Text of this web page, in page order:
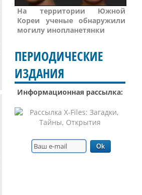
На территории Южной
Кореи ученые обнаружили
могилу инопланетянки
ПЕРИОДИЧЕСКИЕ
ИЗДАНИЯ
Информационная рассылка: